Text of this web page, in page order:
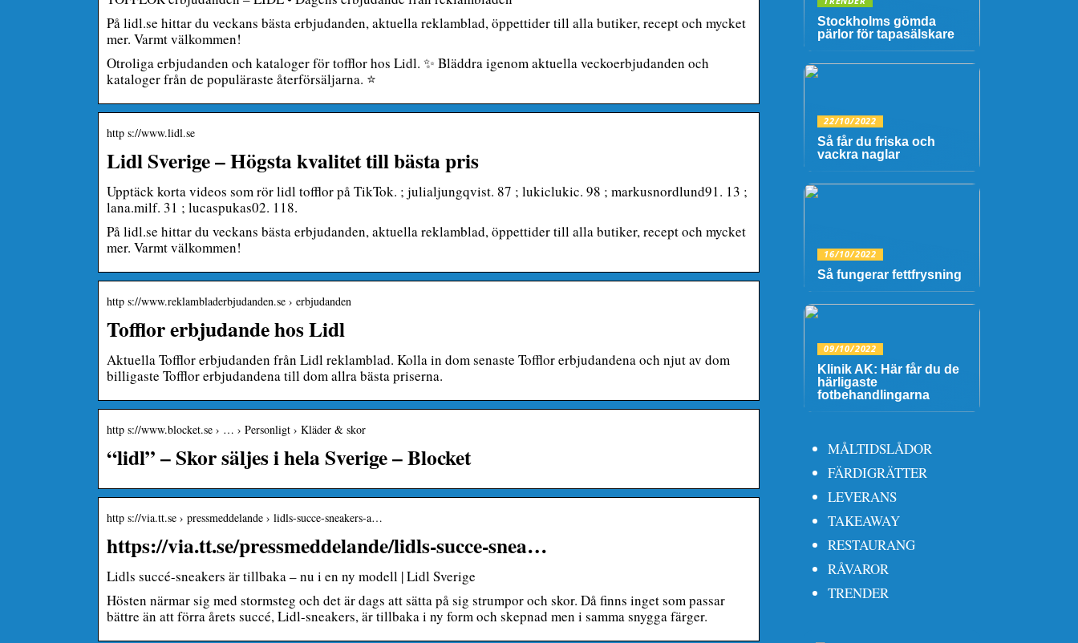
På lidl.se hittar du veckans bästa erbjudanden, aktuella reklamblad, öppettider till alla butiker, recept och mycket
mer. Varmt välkommen!
Otroliga erbjudanden och kataloger för tofflor hos Lidl. ✨ Bläddra igenom aktuella veckoerbjudanden och
kataloger från de populäraste återförsäljarna. ⭐
http s://www.lidl.se
Lidl Sverige – Högsta kvalitet till bästa pris
Upptäck korta videos som rör lidl tofflor på TikTok. ; julialjungqvist. 87 ; lukiclukic. 98 ; markusnordlund91. 13 ;
lana.milf. 31 ; lucaspukas02. 118.
På lidl.se hittar du veckans bästa erbjudanden, aktuella reklamblad, öppettider till alla butiker, recept och mycket
mer. Varmt välkommen!
http s://www.reklambladerbjudanden.se › erbjudanden
Tofflor erbjudande hos Lidl
Aktuella Tofflor erbjudanden från Lidl reklamblad. Kolla in dom senaste Tofflor erbjudandena och njut av dom
billigaste Tofflor erbjudandena till dom allra bästa priserna.
http s://www.blocket.se › … › Personligt › Kläder & skor
“lidl” – Skor säljes i hela Sverige – Blocket
http s://via.tt.se › pressmeddelande › lidls-succe-sneakers-a…
https://via.tt.se/pressmeddelande/lidls-succe-snea…
Lidls succé-sneakers är tillbaka – nu i en ny modell | Lidl Sverige
Hösten närmar sig med stormsteg och det är dags att sätta på sig strumpor och skor. Då finns inget som passar
bättre än att förra årets succé, Lidl-sneakers, är tillbaka i ny form och skepnad men i samma snygga färger.
Stockholms gömda
pärlor för tapasälskare
22/10/2022
Så får du friska och
vackra naglar
16/10/2022
Så fungerar fettfrysning
09/10/2022
Klinik AK: Här får du de
härligaste
fotbehandlingarna
MÅLTIDSLÅDOR
FÄRDIGRÄTTER
LEVERANS
TAKEAWAY
RESTAURANG
RÅVAROR
TRENDER